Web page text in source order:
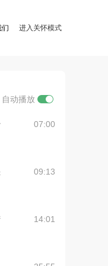
们 进入关怀模式
自动播放
07:00
09:13
14:01